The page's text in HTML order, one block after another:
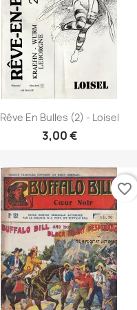
Rêve En Bulles (2) - Loisel
3,00 €
favorite_border